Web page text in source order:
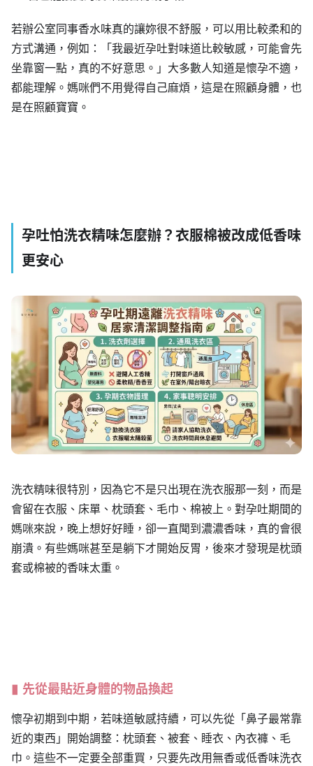
若辦公室同事香水味真的讓妳很不舒服，可以用比較柔和的
方式溝通，例如：「我最近孕吐對味道比較敏感，可能會先
坐靠窗一點，真的不好意思。」大多數人知道是懷孕不適，
都能理解。媽咪們不用覺得自己麻煩，這是在照顧身體，也
是在照顧寶寶。
孕吐怕洗衣精味怎麼辦？衣服棉被改成低香味
更安心
洗衣精味很特別，因為它不是只出現在洗衣服那一刻，而是
會留在衣服、床單、枕頭套、毛巾、棉被上。對孕吐期間的
媽咪來說，晚上想好好睡，卻一直聞到濃濃香味，真的會很
崩潰。有些媽咪甚至是躺下才開始反胃，後來才發現是枕頭
套或棉被的香味太重。
先從最貼近身體的物品換起
懷孕初期到中期，若味道敏感持續，可以先從「鼻子最常靠
近的東西」開始調整：枕頭套、被套、睡衣、內衣褲、毛
巾。這些不一定要全部重買，只要先改用無香或低香味洗衣